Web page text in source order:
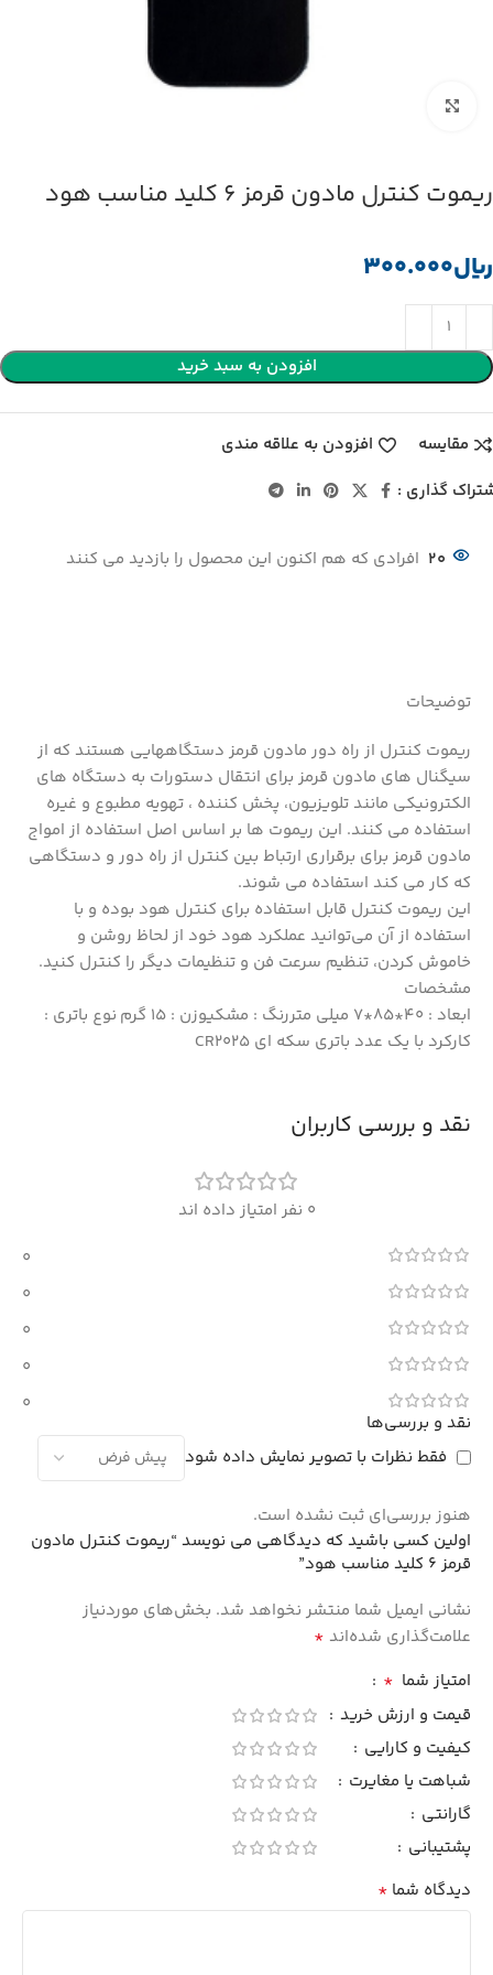
ریموت کنترل مادون قرمز 6 کلید مناسب هود
﷼
افزودن به سبد خرید
مقایسه
افزودن به علاقه مندی
گذاری :
20 افرادی که هم اکنون این محصول را بازدید می کنند
توضیحات
ریموت کنترل از راه دور مادون قرمز دستگاههایی هستند که از
سیگنال های مادون قرمز برای انتقال دستورات به دستگاه های
الکترونیکی مانند تلویزیون، پخش کننده ، تهویه مطبوع و غیره
استفاده می کنند. این ریموت ها بر اساس اصل استفاده از امواج
مادون قرمز برای برقراری ارتباط بین کنترل از راه دور و دستگاهی
که کار می کند استفاده می شوند.
این ریموت کنترل قابل استفاده برای کنترل هود بوده و با
استفاده از آن می‌توانید عملکرد هود خود از لحاظ روشن و
خاموش کردن، تنظیم سرعت فن و تنظیمات دیگر را کنترل کنید.
مشخصات
ابعاد : 40*85*7 میلی متررنگ : مشکیوزن : 15 گرم نوع باتری :
کارکرد با یک عدد باتری سکه ای CR2025
نقد و بررسی کاربران
0 نفر امتیاز داده اند
0
0
0
0
0
نقد و بررسی‌ها
فقط نظرات با تصویر نمایش داده شود
هنوز بررسی‌ای ثبت نشده است.
اولین کسی باشید که دیدگاهی می نویسد “ریموت کنترل مادون
قرمز 6 کلید مناسب هود”
نشانی ایمیل شما منتشر نخواهد شد. بخش‌های موردنیاز
علامت‌گذاری شده‌اند *
امتیاز شما *
قیمت و ارزش خرید
کیفیت و کارایی
شباهت یا مغایرت
گارانتی
پشتیبانی
دیدگاه شما *